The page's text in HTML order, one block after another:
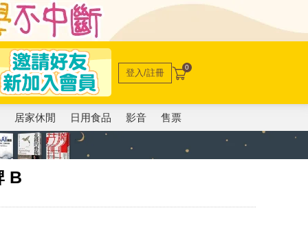
登入/註冊 0
居家休閒 日用食品 影音 售票
B